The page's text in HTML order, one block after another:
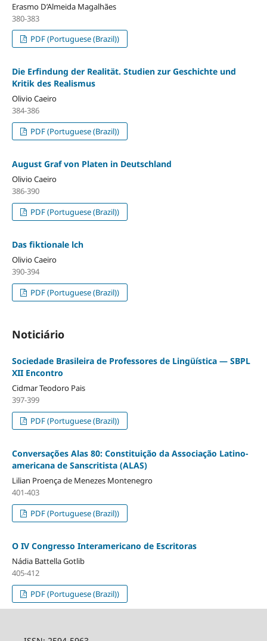
Erasmo D’Almeida Magalhães
380-383
PDF (Portuguese (Brazil))
Die Erfindung der Realität. Studien zur Geschichte und
Kritik des Realismus
Olivio Caeiro
384-386
PDF (Portuguese (Brazil))
August Graf von Platen in Deutschland
Olivio Caeiro
386-390
PDF (Portuguese (Brazil))
Das fiktionale lch
Olivio Caeiro
390-394
PDF (Portuguese (Brazil))
Noticiário
Sociedade Brasileira de Professores de Lingüística — SBPL
XII Encontro
Cidmar Teodoro Pais
397-399
PDF (Portuguese (Brazil))
Conversações Alas 80: Constituição da Associação Latino-
americana de Sanscritista (ALAS)
Lilian Proença de Menezes Montenegro
401-403
PDF (Portuguese (Brazil))
O IV Congresso Interamericano de Escritoras
Nádia Battella Gotlib
405-412
PDF (Portuguese (Brazil))